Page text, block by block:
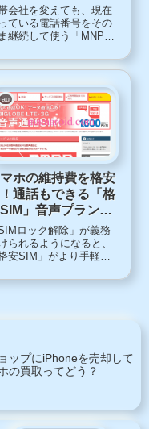
ップ予約して店頭
会社を変えても、現在
ている電話番号をその
継続して使う「MNP」
ため、「MNPせずに解
かもしれません。携帯・
マホの解約は窓口で受付
話番号をそのまま引き継
で他社に移行すると...
au
ホの維持費を格安
通話もできる「格
」音声プラン比
SIMロック解除」が義務
られるようになると、
格安SIM」がより手軽に
そこで、今回は通話も
ップにiPhoneを売却して
の買取ってどう？